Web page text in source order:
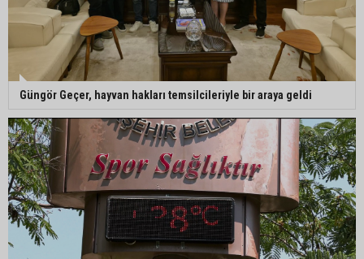
Güngör Geçer, hayvan hakları temsilcileriyle bir araya geldi